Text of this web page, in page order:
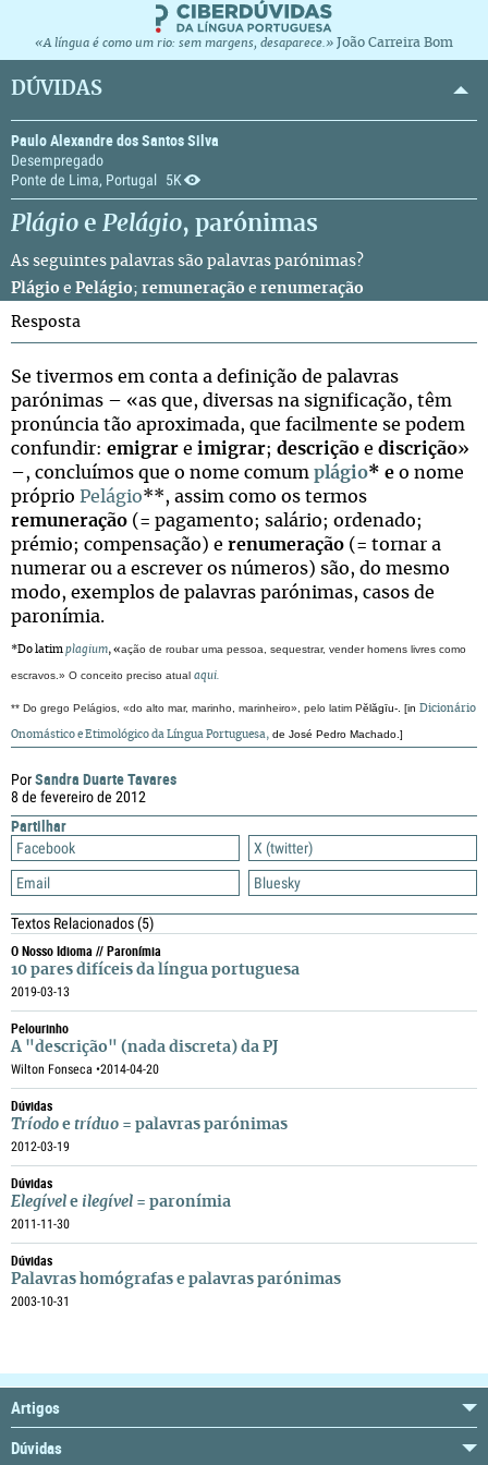
«A língua é como um rio: sem margens, desaparece.» João Carreira Bom
DÚVIDAS
Paulo Alexandre dos Santos Silva
Desempregado
Ponte de Lima, Portugal
5K
Plágio e Pelágio, parónimas
As seguintes palavras são palavras parónimas?
Plágio e Pelágio; remuneração e renumeração
PorSandra Duarte Tavares
8 de fevereiro de 2012
Partilhar
Facebook
X (twitter)
Email
Bluesky
Textos Relacionados(5)
O Nosso Idioma // Paronímia
10 pares difíceis da língua portuguesa
2019-03-13
Pelourinho
A "descrição" (nada discreta) da PJ
Wilton Fonseca •2014-04-20
Dúvidas
Tríodo e tríduo = palavras parónimas
2012-03-19
Dúvidas
Elegível e ilegível = paronímia
2011-11-30
Dúvidas
Palavras homógrafas e palavras parónimas
2003-10-31
Resposta
Se tivermos em conta a definição de palavras
parónimas – «as que, diversas na significação, têm
pronúncia tão aproximada, que facilmente se podem
confundir: emigrar e imigrar; descrição e discrição»
–, concluímos que o nome comum plágio* e o nome
próprio Pelágio**, assim como os termos
remuneração (= pagamento; salário; ordenado;
prémio; compensação) e renumeração (= tornar a
numerar ou a escrever os números) são, do mesmo
modo, exemplos de palavras parónimas, casos de
paronímia.
*Do latim plagium, «ação de roubar uma pessoa, sequestrar, vender homens livres como
escravos.» O conceito preciso atual aqui.
** Do grego Pelágios, «do alto mar, marinho, marinheiro», pelo latim Pĕlăgīu-. [in Dicionário
Onomástico e Etimológico da Língua Portuguesa, de José Pedro Machado.]
Artigos
Dúvidas